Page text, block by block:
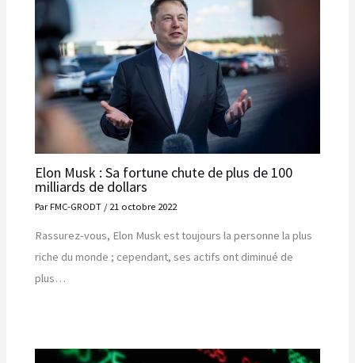
Elon Musk : Sa fortune chute de plus de 100
milliards de dollars
ParFMC-GRODT /21 octobre 2022
Rassurez-vous, Elon Musk est toujours la personne la plus
riche du monde ; cependant, ses actifs ont diminué de
plus…